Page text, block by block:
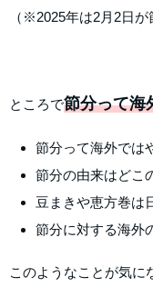
（※2025年は2月2日
ところで節分って海
節分って海外では
節分の由来はどこ
豆まきや恵方巻は
節分に対する海外
このようなことが気に